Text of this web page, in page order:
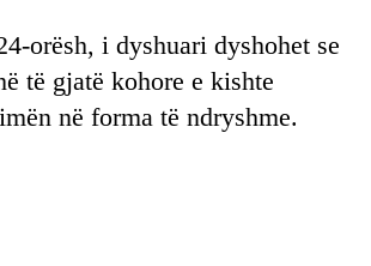
orësh, i dyshuari dyshohet se
të gjatë kohore e kishte
në forma të ndryshme.